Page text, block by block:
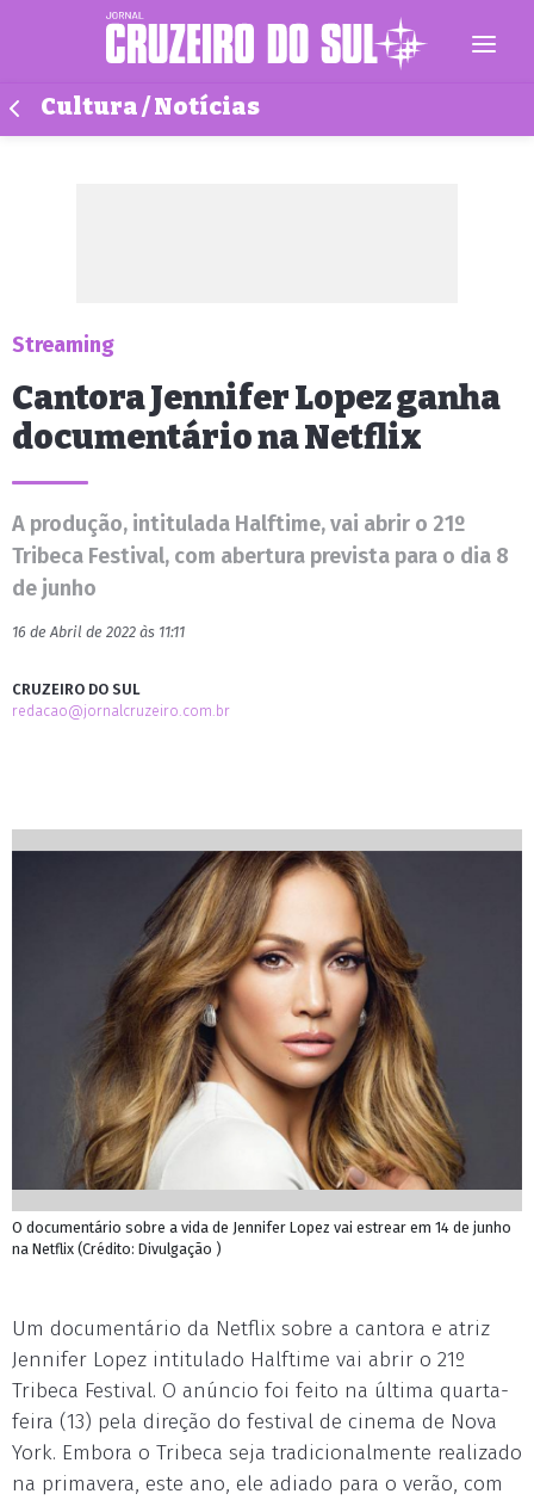
Cultura / Notícias
Streaming
Cantora Jennifer Lopez ganha
documentário na Netflix
A produção, intitulada Halftime, vai abrir o 21º
Tribeca Festival, com abertura prevista para o dia 8
de junho
16 de Abril de 2022 às 11:11
CRUZEIRO DO SUL
redacao@jornalcruzeiro.com.br
O documentário sobre a vida de Jennifer Lopez vai estrear em 14 de junho
na Netflix (Crédito: Divulgação )
Um documentário da Netflix sobre a cantora e atriz
Jennifer Lopez intitulado Halftime vai abrir o 21º
Tribeca Festival. O anúncio foi feito na última quarta-
feira (13) pela direção do festival de cinema de Nova
York. Embora o Tribeca seja tradicionalmente realizado
na primavera, este ano, ele adiado para o verão, com